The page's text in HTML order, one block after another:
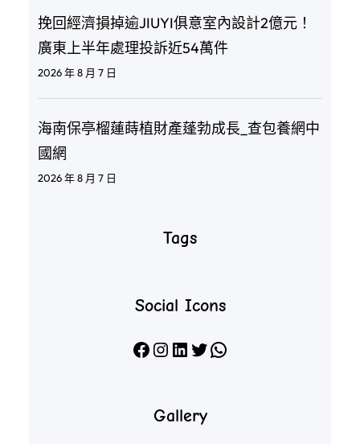
挽回經濟損掉逾JIUYI俱意室內設計2億元！
廣東上半年處理投訴近54萬件
2026 年 8 月 7 日
海南保亭榴蓮蒔植財產蓬勃成長_查包養網中
國網
2026 年 8 月 7 日
Tags
Social Icons
Facebook Instagram LinkedIn X WhatsApp
Gallery